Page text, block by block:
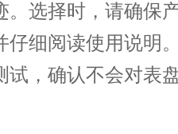
。选择时，请确保
仔细阅读使用说明
试，确认不会对表